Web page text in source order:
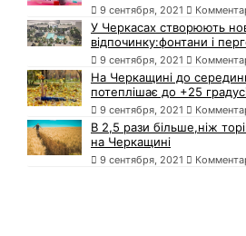
9 сентября, 2021
У Черкасах створюють
відпочинку:фонтани і
9 сентября, 2021
На Черкащині до
потеплішає до +25
9 сентября, 2021
В 2,5 рази більше,ніж
на Черкащині
9 сентября, 2021